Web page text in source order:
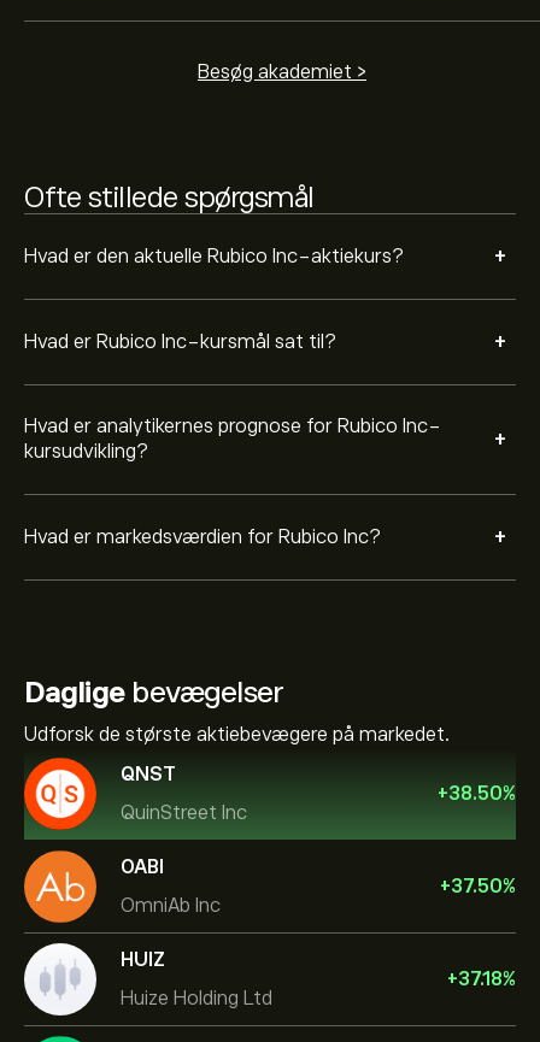
Besøg akademiet >
Ofte stillede spørgsmål
Hvad er den aktuelle Rubico Inc-aktiekurs? +
Hvad er Rubico Inc-kursmål sat til? +
Hvad er analytikernes prognose for Rubico Inc-
kursudvikling?
+
Hvad er markedsværdien for Rubico Inc? +
Markedsværdien af Rubico Inc er (Data er ikke
Dagligebevægelser
Udforsk de største aktiebevægere på markedet.
QNST
QuinStreet Inc
+38.50%
OABI
OmniAb Inc
+37.50%
HUIZ
Huize Holding Ltd
+37.18%